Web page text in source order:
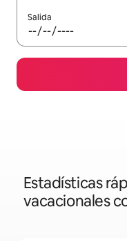
Salida
Estadísticas
vacacionales